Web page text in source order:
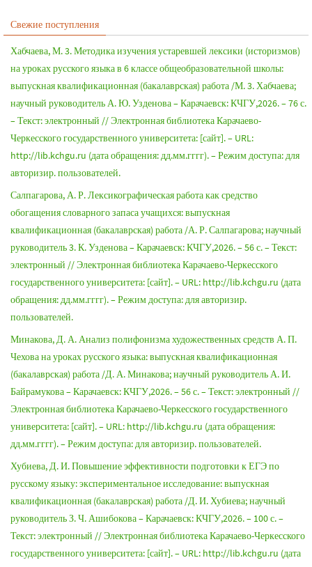
Свежие поступления
Хабчаева, М. 3. Методика изучения устаревшей лексики (историзмов)
на уроках русского языка в 6 классе общеобразовательной школы:
выпускная квалификационная (бакалаврская) работа /М. 3. Хабчаева;
научный руководитель А. Ю. Узденова – Карачаевск: КЧГУ,2026. – 76 с.
– Текст: электронный // Электронная библиотека Карачаево-
Черкесского государственного университета: [сайт]. – URL:
http://lib.kchgu.ru (дата обращения: дд.мм.гггг). – Режим доступа: для
авторизир. пользователей.
Салпагарова, А. Р. Лексикографическая работа как средство
обогащения словарного запаса учащихся: выпускная
квалификационная (бакалаврская) работа /А. Р. Салпагарова; научный
руководитель 3. К. Узденова – Карачаевск: КЧГУ,2026. – 56 с. – Текст:
электронный // Электронная библиотека Карачаево-Черкесского
государственного университета: [сайт]. – URL: http://lib.kchgu.ru (дата
обращения: дд.мм.гггг). – Режим доступа: для авторизир.
пользователей.
Минакова, Д. А. Анализ полифонизма художественных средств А. П.
Чехова на уроках русского языка: выпускная квалификационная
(бакалаврская) работа /Д. А. Минакова; научный руководитель А. И.
Байрамукова – Карачаевск: КЧГУ,2026. – 56 с. – Текст: электронный //
Электронная библиотека Карачаево-Черкесского государственного
университета: [сайт]. – URL: http://lib.kchgu.ru (дата обращения:
дд.мм.гггг). – Режим доступа: для авторизир. пользователей.
Хубиева, Д. И. Повышение эффективности подготовки к ЕГЭ по
русскому языку: экспериментальное исследование: выпускная
квалификационная (бакалаврская) работа /Д. И. Хубиева; научный
руководитель З. Ч. Ашибокова – Карачаевск: КЧГУ,2026. – 100 с. –
Текст: электронный // Электронная библиотека Карачаево-Черкесского
государственного университета: [сайт]. – URL: http://lib.kchgu.ru (дата